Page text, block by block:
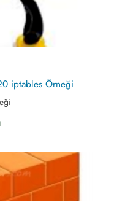
iptables Örneği